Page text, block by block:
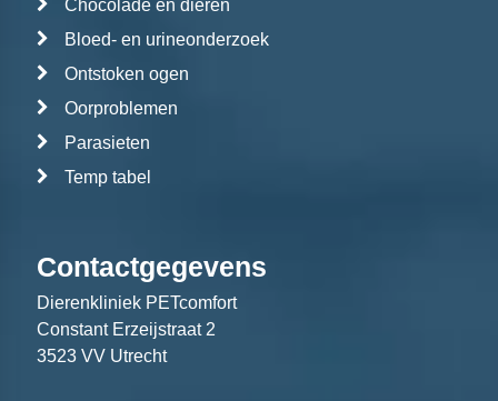
Chocolade en dieren
Bloed- en urineonderzoek
Ontstoken ogen
Oorproblemen
Parasieten
Temp tabel
Contactgegevens
Dierenkliniek PETcomfort
Constant Erzeijstraat 2
3523 VV Utrecht